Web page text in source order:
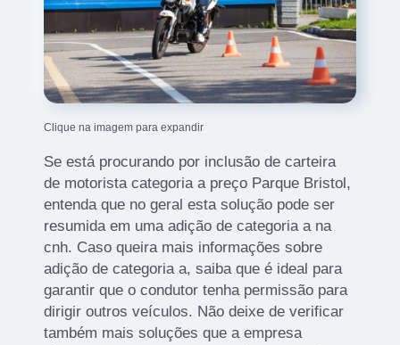
Clique na imagem para expandir
Se está procurando por inclusão de carteira
de motorista categoria a preço Parque Bristol,
entenda que no geral esta solução pode ser
resumida em uma adição de categoria a na
cnh. Caso queira mais informações sobre
adição de categoria a, saiba que é ideal para
garantir que o condutor tenha permissão para
dirigir outros veículos. Não deixe de verificar
também mais soluções que a empresa